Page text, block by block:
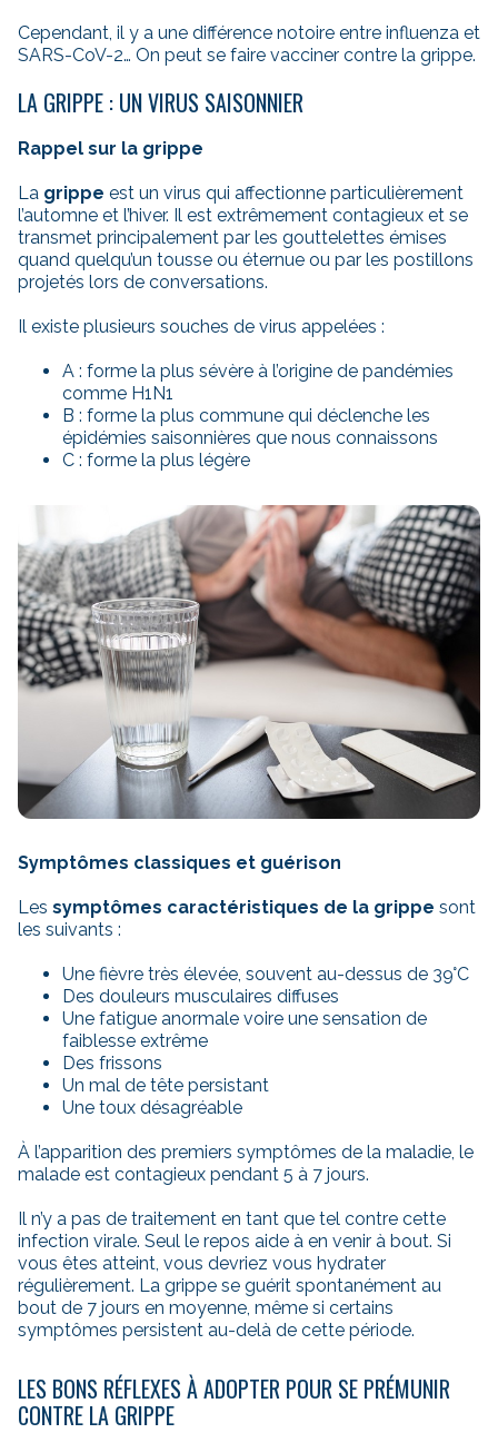
Cependant, il y a une différence notoire entre influenza et
SARS-CoV-2… On peut se faire vacciner contre la grippe.
LA GRIPPE : UN VIRUS SAISONNIER
Rappel sur la grippe
La grippe est un virus qui affectionne particulièrement
l’automne et l’hiver. Il est extrêmement contagieux et se
transmet principalement par les gouttelettes émises
quand quelqu’un tousse ou éternue ou par les postillons
projetés lors de conversations.
Il existe plusieurs souches de virus appelées :
A : forme la plus sévère à l’origine de pandémies
comme H1N1
B : forme la plus commune qui déclenche les
épidémies saisonnières que nous connaissons
C : forme la plus légère
Symptômes classiques et guérison
Les symptômes caractéristiques de la grippe sont
les suivants :
Une fièvre très élevée, souvent au-dessus de 39°C
Des douleurs musculaires diffuses
Une fatigue anormale voire une sensation de
faiblesse extrême
Des frissons
Un mal de tête persistant
Une toux désagréable
À l’apparition des premiers symptômes de la maladie, le
malade est contagieux pendant 5 à 7 jours.
Il n’y a pas de traitement en tant que tel contre cette
infection virale. Seul le repos aide à en venir à bout. Si
vous êtes atteint, vous devriez vous hydrater
régulièrement. La grippe se guérit spontanément au
bout de 7 jours en moyenne, même si certains
symptômes persistent au-delà de cette période.
LES BONS RÉFLEXES À ADOPTER POUR SE PRÉMUNIR
CONTRE LA GRIPPE